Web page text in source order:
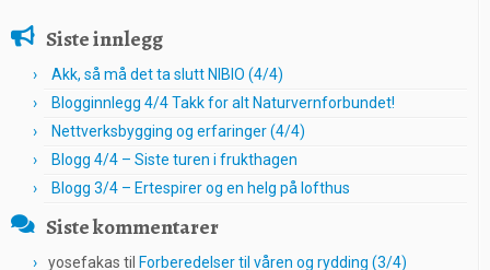
Siste innlegg
Akk, så må det ta slutt NIBIO (4/4)
Blogginnlegg 4/4 Takk for alt Naturvernforbundet!
Nettverksbygging og erfaringer (4/4)
Blogg 4/4 – Siste turen i frukthagen
Blogg 3/4 – Ertespirer og en helg på lofthus
Siste kommentarer
yosefakas til Forberedelser til våren og rydding (3/4)